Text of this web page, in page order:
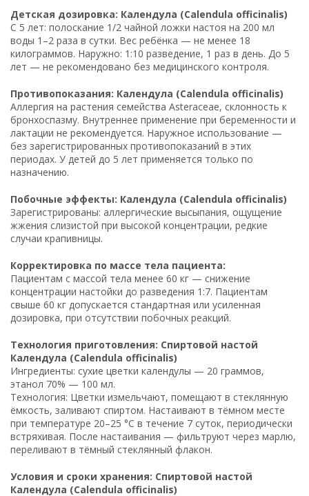
Детская дозировка: Календула (Calendula officinalis)
С 5 лет: полоскание 1/2 чайной ложки настоя на 200 мл
воды 1–2 раза в сутки. Вес ребёнка — не менее 18
килограммов. Наружно: 1:10 разведение, 1 раз в день. До 5
лет — не рекомендовано без медицинского контроля.
Противопоказания: Календула (Calendula officinalis)
Аллергия на растения семейства Asteraceae, склонность к
бронхоспазму. Внутреннее применение при беременности и
лактации не рекомендуется. Наружное использование —
без зарегистрированных противопоказаний в этих
периодах. У детей до 5 лет применяется только по
назначению.
Побочные эффекты: Календула (Calendula officinalis)
Зарегистрированы: аллергические высыпания, ощущение
жжения слизистой при высокой концентрации, редкие
случаи крапивницы.
Корректировка по массе тела пациента:
Пациентам с массой тела менее 60 кг — снижение
концентрации настойки до разведения 1:7. Пациентам
свыше 60 кг допускается стандартная или усиленная
дозировка, при отсутствии побочных реакций.
Технология приготовления: Спиртовой настой
Календула (Calendula officinalis)
Ингредиенты: сухие цветки календулы — 20 граммов,
этанол 70% — 100 мл.
Технология: Цветки измельчают, помещают в стеклянную
ёмкость, заливают спиртом. Настаивают в тёмном месте
при температуре 20–25 °C в течение 7 суток, периодически
встряхивая. После настаивания — фильтруют через марлю,
переливают в тёмный стеклянный флакон.
Условия и сроки хранения: Спиртовой настой
Календула (Calendula officinalis)